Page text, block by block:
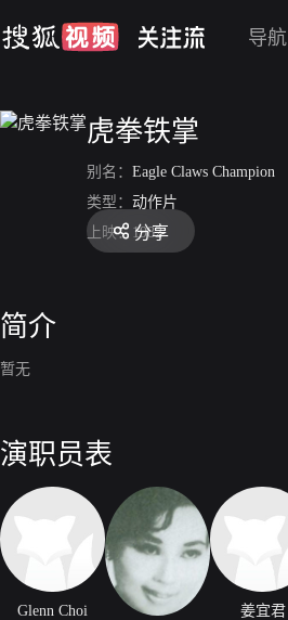
导航
虎拳铁掌
别名： Eagle Claws Champion
类型： 动作片
上映： 1982
分享
简介
暂无
演职员表
Glenn Choi
姜宜君